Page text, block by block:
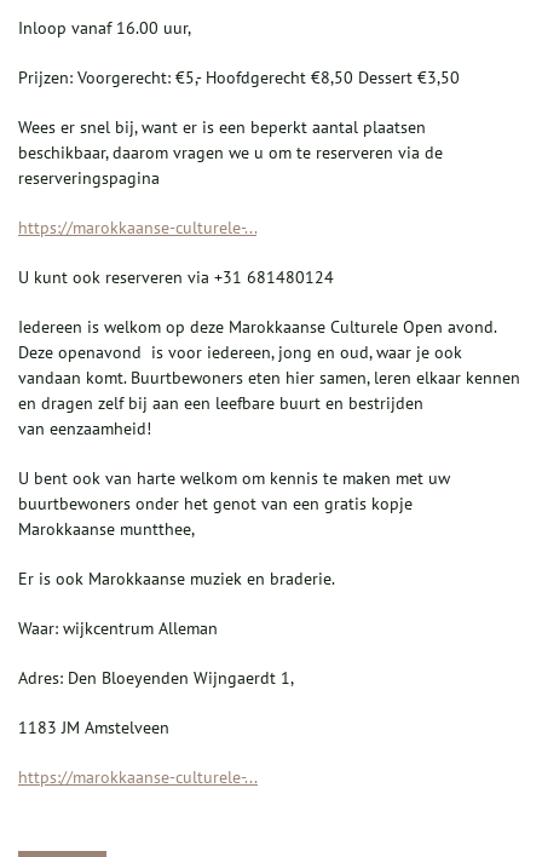
Inloop vanaf 16.00 uur,
Prijzen: Voorgerecht: €5,- Hoofdgerecht €8,50 Dessert €3,50
Wees er snel bij, want er is een beperkt aantal plaatsen
beschikbaar, daarom vragen we u om te reserveren via de
reserveringspagina
https://marokkaanse-culturele-...
U kunt ook reserveren via +31 681480124
Iedereen is welkom op deze Marokkaanse Culturele Open avond.
Deze openavond is voor iedereen, jong en oud, waar je ook
vandaan komt. Buurtbewoners eten hier samen, leren elkaar kennen
en dragen zelf bij aan een leefbare buurt en bestrijden
van eenzaamheid!
U bent ook van harte welkom om kennis te maken met uw
buurtbewoners onder het genot van een gratis kopje
Marokkaanse muntthee,
Er is ook Marokkaanse muziek en braderie.
Waar: wijkcentrum Alleman
Adres: Den Bloeyenden Wijngaerdt 1,
1183 JM Amstelveen
https://marokkaanse-culturele-...